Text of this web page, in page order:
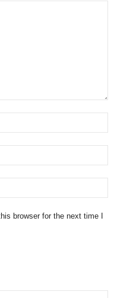
browser for the next time I